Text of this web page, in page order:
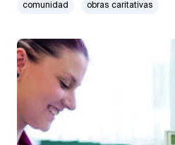
comunidad obras caritativas